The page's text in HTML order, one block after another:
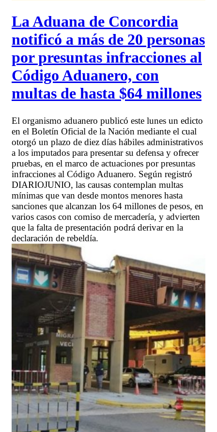
La Aduana de Concordia
notificó a más de 20 personas
por presuntas infracciones al
Código Aduanero, con
multas de hasta $64 millones
El organismo aduanero publicó este lunes un edicto
en el Boletín Oficial de la Nación mediante el cual
otorgó un plazo de diez días hábiles administrativos
a los imputados para presentar su defensa y ofrecer
pruebas, en el marco de actuaciones por presuntas
infracciones al Código Aduanero. Según registró
DIARIOJUNIO, las causas contemplan multas
mínimas que van desde montos menores hasta
sanciones que alcanzan los 64 millones de pesos, en
varios casos con comiso de mercadería, y advierten
que la falta de presentación podrá derivar en la
declaración de rebeldía.